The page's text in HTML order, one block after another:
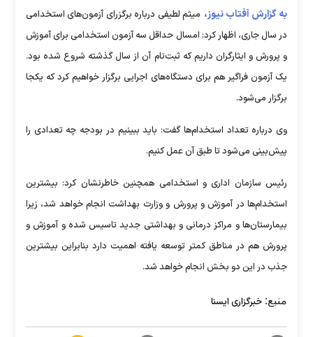
به گزارش آفتاب نیوز، میثم لطیفی درباره برگزرای آزمون‌های استخدامی
در سال جاری، اظهار کرد: امسال حداقل سه آزمون استخدامی برای آموزش
و پرورش و ایثارگران داریم که ثبت‌نام آن از سال گذشته شروع شده بود.
یک آزمون فراگیر هم برای دستگاه‌های اجرایی برگزار خواهیم کرد که یکجا
برگزار می‌شود.
وی درباره تعداد استخدام‌ها گفت: باید ببینیم در بودجه چه تعدادی را
پیش‌بینی می‌شود تا طبق آن عمل کنیم.
رئیس سازمان اداری و استخدامی همچنین خاطرنشان کرد: بیشترین
استخدام‌ها در آموزش و پرورش و وزارت بهداشت انجام خواهد شد، زیرا
بیمارستان‌ها و مراکز درمانی و بهداشتی جدید تاسیس شده و آموزش و
پرورش هم در مناطق کمتر توسعه یافته اهمیت دارد بنابراین بیشترین
جذب در این دو بخش انجام خواهد شد.
منبع: خبرگزاری ایسنا